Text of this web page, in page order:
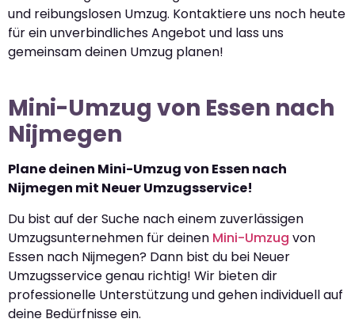
und reibungslosen Umzug. Kontaktiere uns noch heute
für ein unverbindliches Angebot und lass uns
gemeinsam deinen Umzug planen!
Mini-Umzug von Essen nach
Nijmegen
Plane deinen Mini-Umzug von Essen nach
Nijmegen mit Neuer Umzugsservice!
Du bist auf der Suche nach einem zuverlässigen
Umzugsunternehmen für deinen Mini-Umzug von
Essen nach Nijmegen? Dann bist du bei Neuer
Umzugsservice genau richtig! Wir bieten dir
professionelle Unterstützung und gehen individuell auf
deine Bedürfnisse ein.